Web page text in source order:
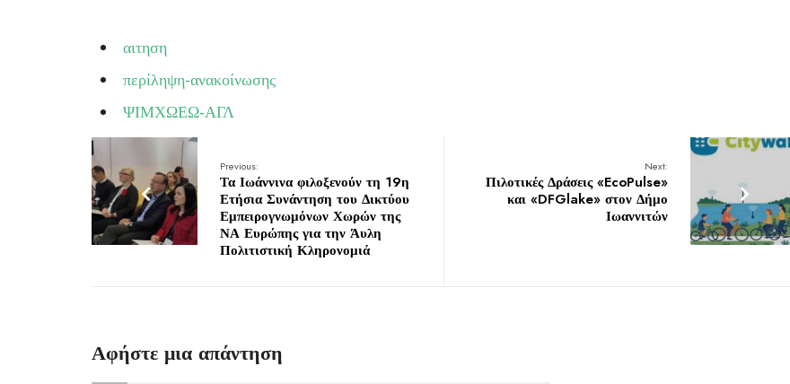
αιτηση
περίληψη-ανακοίνωσης
ΨΙΜΧΩΕΩ-ΑΓΛ
Previous:
Τα Ιωάννινα φιλοξενούν τη 19η
Ετήσια Συνάντηση του Δικτύου
Εμπειρογνωμόνων Χωρών της
ΝΑ Ευρώπης για την Άυλη
Πολιτιστική Κληρονομιά
Next:
Πιλοτικές Δράσεις «EcoPulse»
και «DFGlake» στον Δήμο
Ιωαννιτών
Αφήστε μια απάντηση